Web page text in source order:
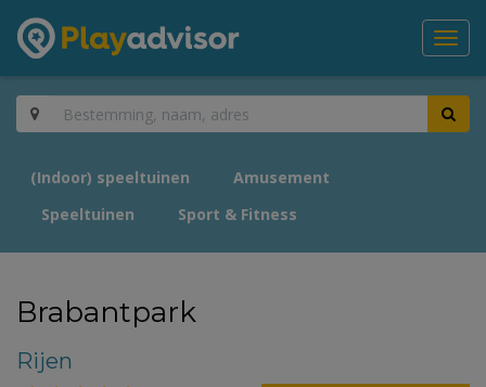
(Indoor) speeltuinen
Amusement
Speeltuinen
Sport & Fitness
Brabantpark
Rijen